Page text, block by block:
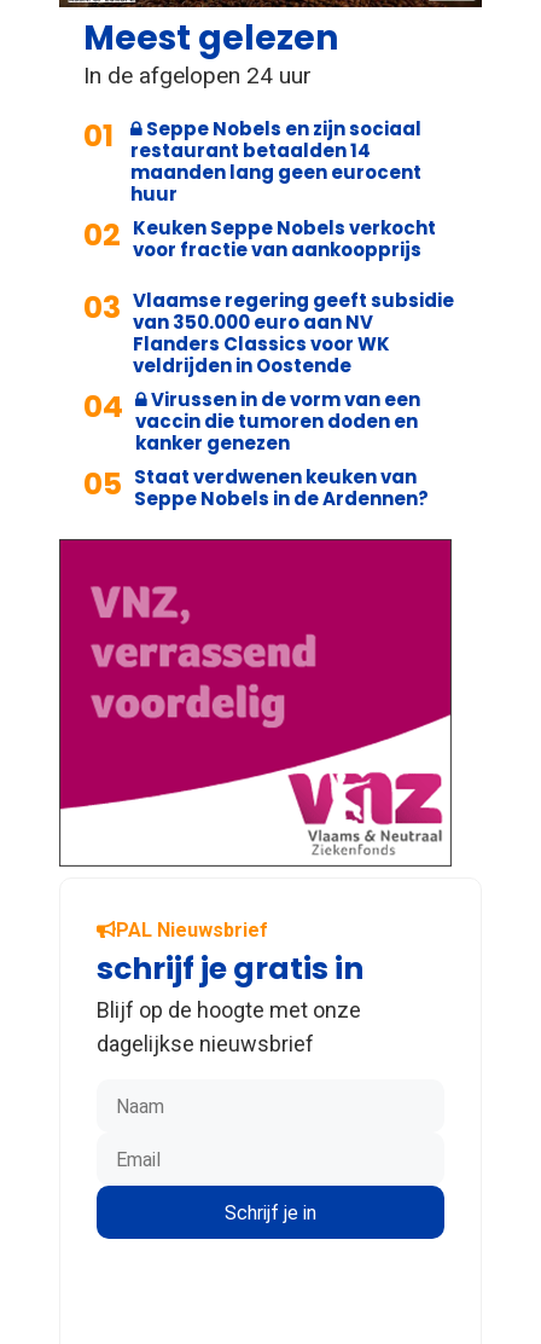
Meest gelezen
In de afgelopen 24 uur
01
Seppe Nobels en zijn sociaal
restaurant betaalden 14
maanden lang geen eurocent
huur
02 Keuken Seppe Nobels verkocht
voor fractie van aankoopprijs
03 Vlaamse regering geeft subsidie
van 350.000 euro aan NV
Flanders Classics voor WK
veldrijden in Oostende
04
Virussen in de vorm van een
vaccin die tumoren doden en
kanker genezen
05 Staat verdwenen keuken van
Seppe Nobels in de Ardennen?
PAL Nieuwsbrief
schrijf je gratis in
Blijf op de hoogte met onze
dagelijkse nieuwsbrief